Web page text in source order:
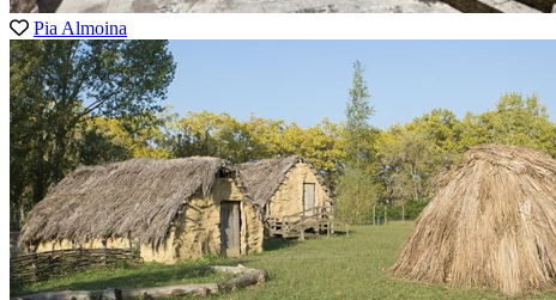
Pia Almoina